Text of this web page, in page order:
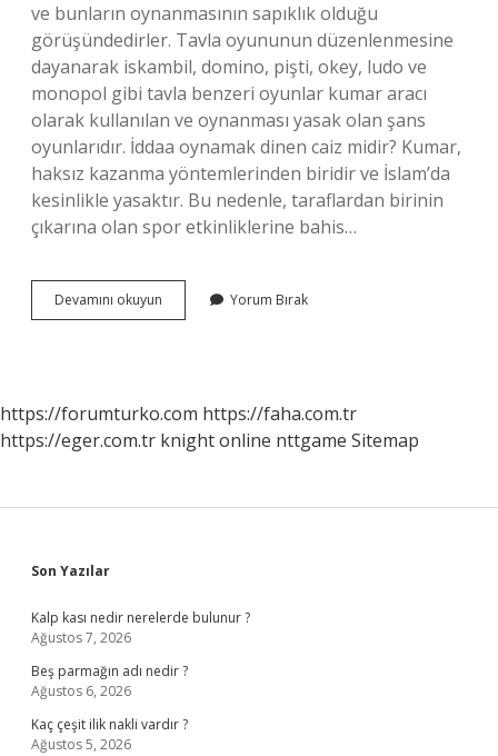
ve bunların oynanmasının sapıklık olduğu
görüşündedirler. Tavla oyununun düzenlenmesine
dayanarak iskambil, domino, pişti, okey, ludo ve
monopol gibi tavla benzeri oyunlar kumar aracı
olarak kullanılan ve oynanması yasak olan şans
oyunlarıdır. İddaa oynamak dinen caiz midir? Kumar,
haksız kazanma yöntemlerinden biridir ve İslam’da
kesinlikle yasaktır. Bu nedenle, taraflardan birinin
çıkarına olan spor etkinliklerine bahis…
Devamını okuyun
Oyunu
Yorum Bırak
https://forumturko.com https://faha.com.tr
https://eger.com.tr knight online nttgame Sitemap
Sidebar
Son Yazılar
Kalp kası nedir nerelerde bulunur ?
Ağustos 7, 2026
Beş parmağın adı nedir ?
Ağustos 6, 2026
Kaç çeşit ilik nakli vardır ?
Ağustos 5, 2026